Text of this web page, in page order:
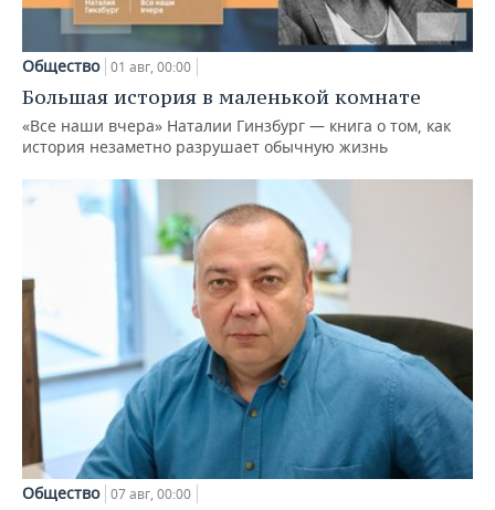
Общество 01 авг, 00:00
Большая история в маленькой комнате
«Все наши вчера» Наталии Гинзбург — книга о том, как
история незаметно разрушает обычную жизнь
Общество 07 авг, 00:00